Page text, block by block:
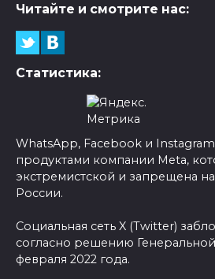
Читайте и смотрите нас:
Статистика:
WhatsApp, Facebook и Instagram
продуктами компании Meta,
экстремистской и запрещена
России.
Социальная сеть X (Twitter)
согласно решению
февраля 2022 года.